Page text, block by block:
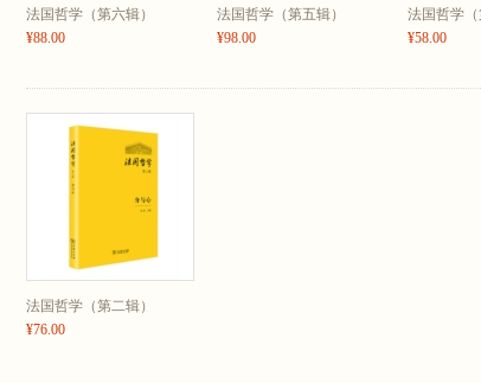
生在致意、命名和责任之上的事件。或者，这就是海德格尔呼吁贫乏时
一种呼唤的机缘。
法国哲学（第六辑）
¥88.00
法国哲学（第五辑）
¥98.00
法国哲学（
¥58.00
法国哲学（第二辑）
¥76.00